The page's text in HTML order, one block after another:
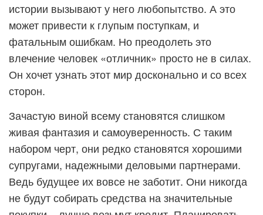
истории вызывают у него любопытство. А это
может привести к глупым поступкам, и
фатальным ошибкам. Но преодолеть это
влечение человек «отличник» просто не в силах.
Он хочет узнать этот мир досконально и со всех
сторон.
Зачастую виной всему становятся слишком
живая фантазия и самоуверенность. С таким
набором черт, они редко становятся хорошими
супругами, надежными деловыми партнерами.
Ведь будущее их вовсе не заботит. Они никогда
не будут собирать средства на значительные